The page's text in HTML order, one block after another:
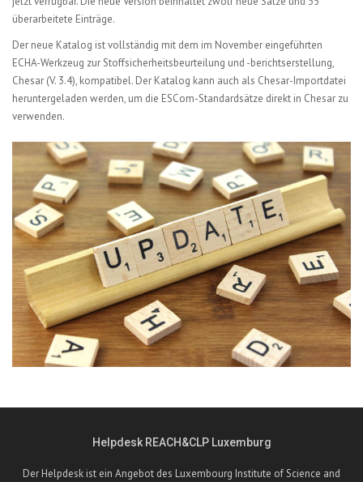
überarbeitete Einträge.
Der neue Katalog ist vollständig mit dem im November eingeführten
ECHA-Werkzeug zur Stoffsicherheitsbeurteilung und -berichtserstellung,
Chesar (V. 3.4), kompatibel. Der Katalog kann auch als Chesar-Importdatei
heruntergeladen werden, um die ESCom-Standardsätze direkt in Chesar zu
verwenden.
Helpdesk REACH&CLP Luxemburg
Der Helpdesk ist ein Angebot des Luxembourg Institute of Science and